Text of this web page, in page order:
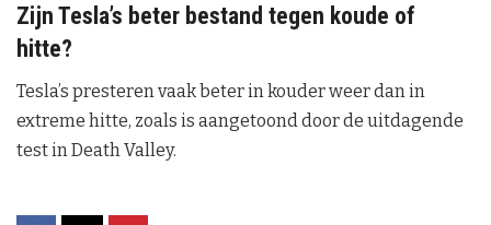
Zijn Tesla’s beter bestand tegen koude of
hitte?
Tesla’s presteren vaak beter in kouder weer dan in
extreme hitte, zoals is aangetoond door de uitdagende
test in Death Valley.